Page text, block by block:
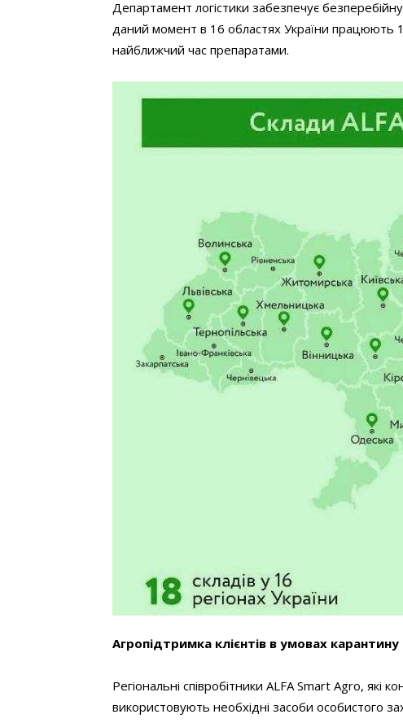
Департамент логістики забезпечує
даний момент в 16 областях України працюють
найближчий час препаратами.
Агропідтримка клієнтів в умовах карантину
Регіональні співробітники ALFA Smart Agro, які
використовують необхідні засоби особистого